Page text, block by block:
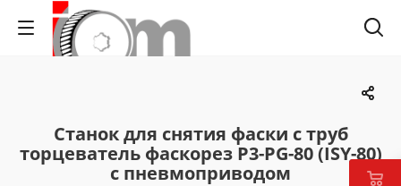
Станок для снятия фаски с труб
торцеватель фаскорез P3-PG-80 (ISY-80)
с пневмоприводом